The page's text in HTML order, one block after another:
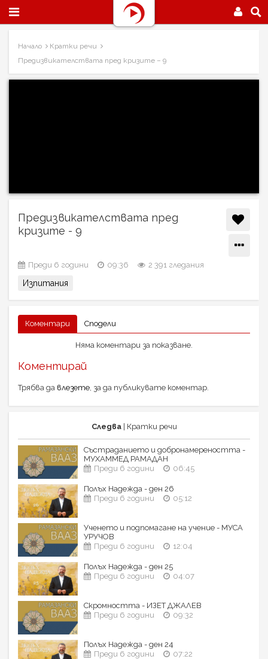
Начало
Кратки речи
Предизвикателствата пред кризите – 9
Предизвикателствата пред
кризите - 9
Преди 6 години 09:36 2 391 гледания
Изпитания
Коментари Сподели
Няма коментари за показване.
Коментирай
Трябва да влезете, за да публикувате коментар.
Следва| Кратки речи
Състраданието и добронамереността -
МУХАММЕД РАМАДАН
Преди 6 години
06:45
Полъх Надежда - ден 26
Преди 6 години
05:12
Ученето и подпомагане на учение - МУСА
УРУЧОВ
Преди 6 години
12:04
Полъх Надежда - ден 25
Преди 6 години
04:07
Скромността - ИЗЕТ ДЖАЛЕВ
Преди 6 години
09:32
Полъх Надежда - ден 24
Преди 6 години
07:22